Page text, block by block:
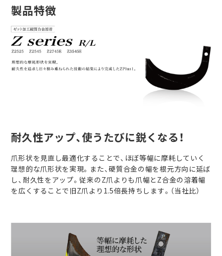
製品特徴
耐久性アップ、使うたびに鋭くなる！
爪形状を見直し最適化することで、ほぼ等幅に摩耗していく
理想的な爪形状を実現。また、硬質合金の幅を根元方向に延ば
し、耐久性をアップ。従来のZ爪よりも爪幅とZ合金の溶着幅
を広くすることで旧Z爪より1.5倍長持ちします。（当社比）